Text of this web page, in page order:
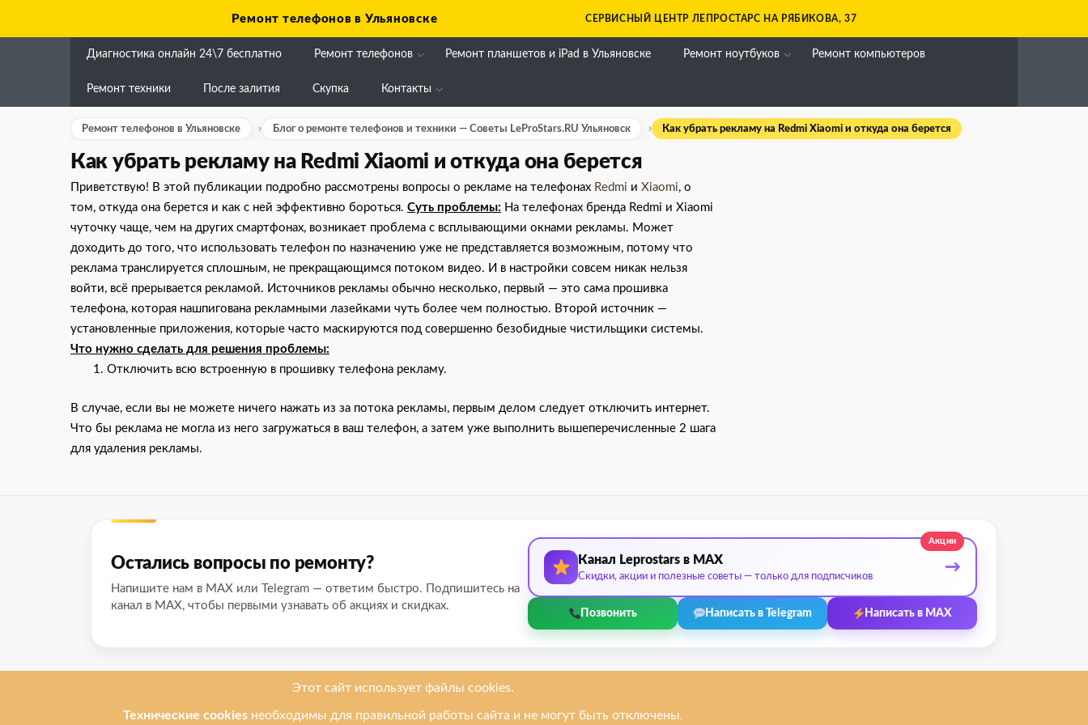
Ремонт телефонов в Ульяновске СЕРВИСНЫЙ ЦЕНТР ЛЕПРОСТАРС НА РЯБИКОВА, 37
Диагностика онлайн 24\7 бесплатно Ремонт телефонов Ремонт планшетов и iPad в Ульяновске Ремонт ноутбуков Ремонт компьютеров
Ремонт техники После залития Скупка Контакты
Ремонт телефонов в Ульяновске Блог о ремонте телефонов и техники — Советы LeProStars.RU Ульяновск Как убрать рекламу на Redmi Xiaomi и откуда она берется
Как убрать рекламу на Redmi Xiaomi и откуда она берется
Приветствую! В этой публикации подробно рассмотрены вопросы о рекламе на телефонах Redmi и Xiaomi, о
том, откуда она берется и как с ней эффективно бороться. Суть проблемы: На телефонах бренда Redmi и Xiaomi
чуточку чаще, чем на других смартфонах, возникает проблема с всплывающими окнами рекламы. Может
доходить до того, что использовать телефон по назначению уже не представляется возможным, потому что
реклама транслируется сплошным, не прекращающимся потоком видео. И в настройки совсем никак нельзя
войти, всё прерывается рекламой. Источников рекламы обычно несколько, первый — это сама прошивка
телефона, которая нашпигована рекламными лазейками чуть более чем полностью. Второй источник —
установленные приложения, которые часто маскируются под совершенно безобидные чистильщики системы.
Что нужно сделать для решения проблемы:
Отключить всю встроенную в прошивку телефона рекламу.
В случае, если вы не можете ничего нажать из за потока рекламы, первым делом следует отключить интернет.
Что бы реклама не могла из него загружаться в ваш телефон, а затем уже выполнить вышеперечисленные 2 шага
для удаления рекламы.
Остались вопросы по ремонту?
Напишите нам в MAX или Telegram — ответим быстро. Подпишитесь на
канал в MAX, чтобы первыми узнавать об акциях и скидках.
Акции
Канал Leprostars в MAX
Скидки, акции и полезные советы — только для подписчиков
→
Позвонить Написать в Telegram Написать в MAX
ру) — ремонт телефонов,
Мы ремонтируем Услуги